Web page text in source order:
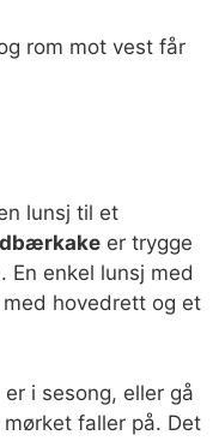
rom mot vest får
lunsj til et
er trygge
En enkel lunsj med
hovedrett og et
i sesong, eller gå
faller på. Det